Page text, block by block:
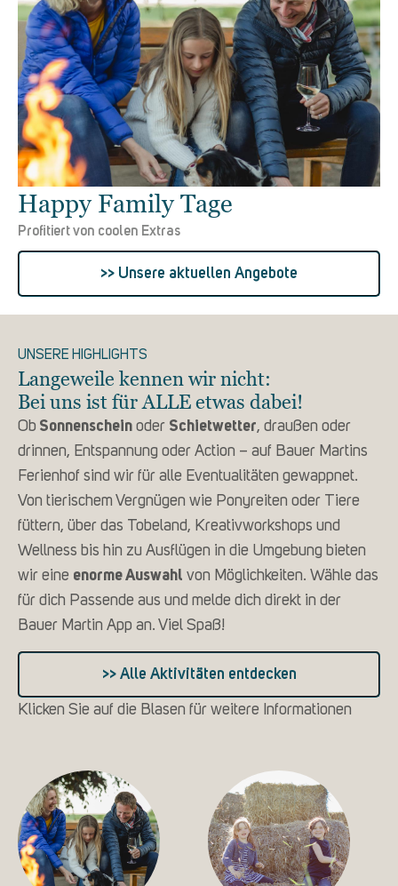
Happy Family Tage
Profitiert von coolen Extras
>> Unsere aktuellen Angebote
UNSERE HIGHLIGHTS
Langeweile kennen wir nicht:
Bei uns ist für ALLE etwas dabei!
Ob Sonnenschein oder Schietwetter, draußen oder
drinnen, Entspannung oder Action – auf Bauer Martins
Ferienhof sind wir für alle Eventualitäten gewappnet.
Von tierischem Vergnügen wie Ponyreiten oder Tiere
füttern, über das Tobeland, Kreativworkshops und
Wellness bis hin zu Ausflügen in die Umgebung bieten
wir eine enorme Auswahl von Möglichkeiten. Wähle das
für dich Passende aus und melde dich direkt in der
Bauer Martin App an. Viel Spaß!
>> Alle Aktivitäten entdecken
Klicken Sie auf die Blasen für weitere Informationen